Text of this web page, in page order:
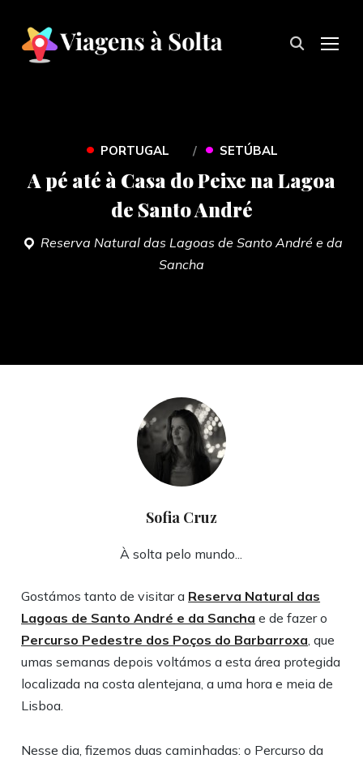
• PORTUGAL • SETÚBAL
A pé até à Casa do Peixe na Lagoa
de Santo André
Reserva Natural das Lagoas de Santo André e da
Sancha
Sofia Cruz
À solta pelo mundo...
Gostámos tanto de visitar a Reserva Natural das
Lagoas de Santo André e da Sancha e de fazer o
Percurso Pedestre dos Poços do Barbarroxa, que
umas semanas depois voltámos a esta área protegida
localizada na costa alentejana, a uma hora e meia de
Lisboa.
Nesse dia, fizemos duas caminhadas: o Percurso da